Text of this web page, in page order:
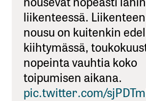
liikenteessä.
nousu on kuitenkin
kiihtymässä,
nopeinta vauhtia koko
toipumisen aikana.
pic.twitter.com/